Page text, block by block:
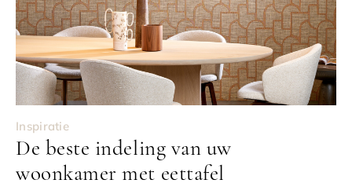
Inspiratie
De beste indeling van uw
woonkamer met eettafel